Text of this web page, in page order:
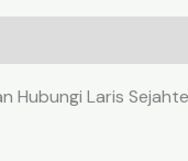
Hubungi Laris